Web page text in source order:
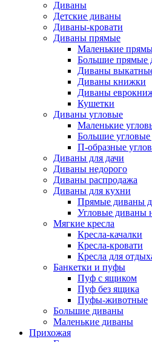
Диваны
Детские диваны
Диваны-кровати
Диваны прямые
Маленькие
Большие прямые
Диваны
Диваны книжки
Диваны
Кушетки
Диваны угловые
Маленькие
Большие
П-образные
Диваны для дачи
Диваны недорого
Диваны распродажа
Диваны для кухни
Прямые диваны
Угловые диваны
Мягкие кресла
Кресла-качалки
Кресла-кровати
Кресла для
Банкетки и пуфы
Пуф с ящиком
Пуф без ящика
Пуфы-животные
Большие диваны
Маленькие диваны
Прихожая